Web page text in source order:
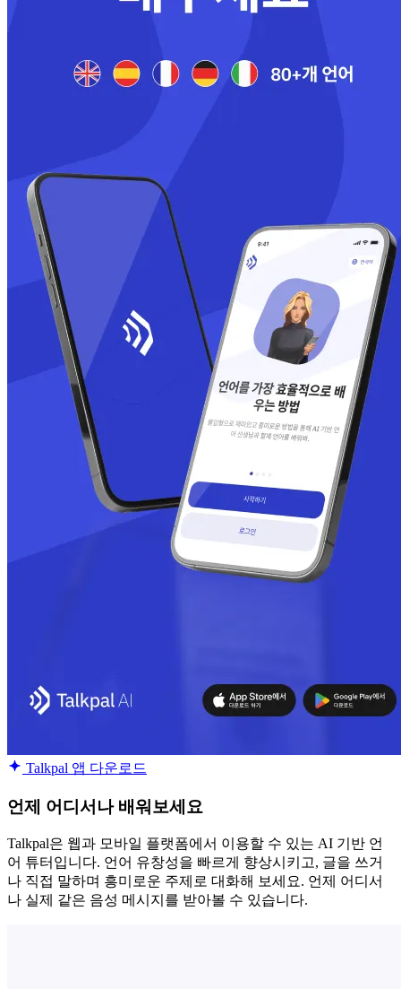
Talkpal 앱 다운로드
언제 어디서나 배워보세요
Talkpal은 웹과 모바일 플랫폼에서 이용할 수 있는 AI 기반 언
어 튜터입니다. 언어 유창성을 빠르게 향상시키고, 글을 쓰거
나 직접 말하며 흥미로운 주제로 대화해 보세요. 언제 어디서
나 실제 같은 음성 메시지를 받아볼 수 있습니다.